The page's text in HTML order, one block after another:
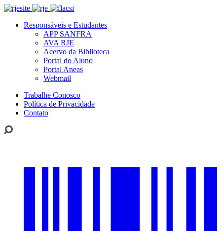
Responsáveis e Estudantes
APP SANFRA
AVA RJE
Acervo da Biblioteca
Portal do Aluno
Portal Aneas
Webmail
Trabalhe Conosco
Política de Privacidade
Contato